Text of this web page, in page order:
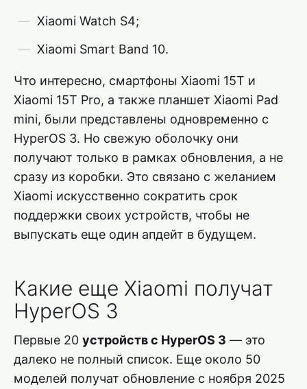
Xiaomi Watch S4;
Xiaomi Smart Band 10.
Что интересно, смартфоны Xiaomi 15T и
Xiaomi 15T Pro, а также планшет Xiaomi Pad
mini, были представлены одновременно с
HyperOS 3. Но свежую оболочку они
получают только в рамках обновления, а не
сразу из коробки. Это связано с желанием
Xiaomi искусственно сократить срок
поддержки своих устройств, чтобы не
выпускать еще один апдейт в будущем.
Какие еще Xiaomi получат
HyperOS 3
Первые 20 устройств с HyperOS 3 — это
далеко не полный список. Еще около 50
моделей получат обновление с ноября 2025